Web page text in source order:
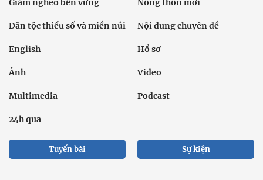
Dân tộc thiểu số và miền núi Nội dung chuyên đề
English Hồ sơ
Ảnh Video
Multimedia Podcast
24h qua
Tuyến bài Sự kiện